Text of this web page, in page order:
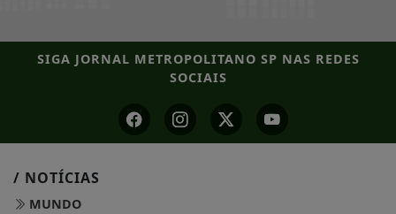
SIGA JORNAL METROPOLITANO SP NAS REDES
SOCIAIS
/ NOTÍCIAS
MUNDO